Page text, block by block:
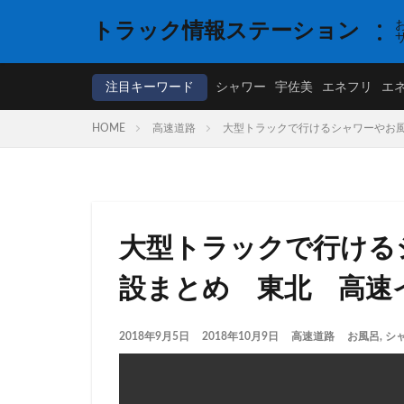
トラック情報ステーション
注目キーワード シャワー 宇佐美 エネフリ エ
HOME 高速道路 大型トラックで行けるシャワーや
大型トラックで行け
設まとめ 東北 高速
2018年9月5日 2018年10月9日 高速道路 お風呂, シ